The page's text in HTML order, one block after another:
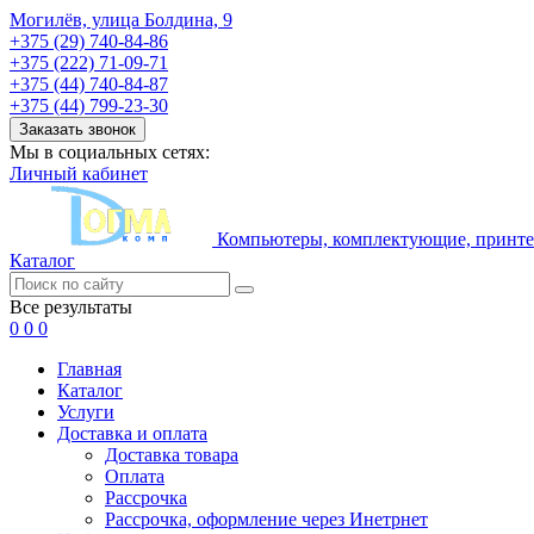
Могилёв, улица Болдина, 9
+375 (29) 740-84-86
+375 (222) 71-09-71
+375 (44) 740-84-87
+375 (44) 799-23-30
Заказать звонок
Мы в социальных сетях:
Личный кабинет
Компьютеры, комплектующие,
Каталог
Все результаты
0 0 0
Главная
Каталог
Услуги
Доставка и оплата
Доставка товара
Оплата
Рассрочка
Рассрочка, оформление через Инетрнет